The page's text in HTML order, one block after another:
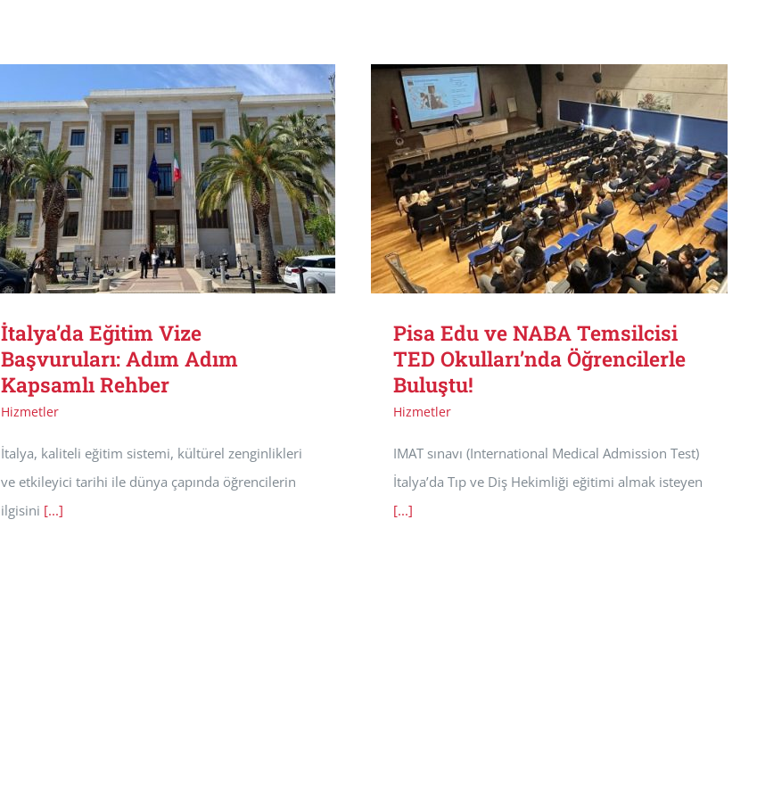
İtalya’da Eğitim Vize
Başvuruları: Adım Adım
Kapsamlı Rehber
Hizmetler
İtalya, kaliteli eğitim sistemi, kültürel zenginlikleri
ve etkileyici tarihi ile dünya çapında öğrencilerin
ilgisini [...]
Pisa Edu ve NABA Temsilcisi
TED Okulları’nda Öğrencilerle
Buluştu!
Hizmetler
IMAT sınavı (International Medical Admission Test)
İtalya’da Tıp ve Diş Hekimliği eğitimi almak isteyen
[...]